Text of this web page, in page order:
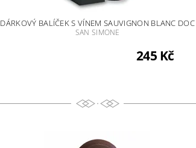
DÁRKOVÝ BALÍČEK S VÍNEM SAUVIGNON BLANC DOC
SAN SIMONE
245 Kč